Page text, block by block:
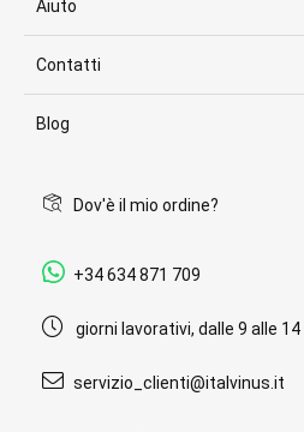
Aiuto
Contatti
Blog
Dov'è il mio ordine?
+34 634 871 709
giorni lavorativi, dalle 9 alle 14
servizio_clienti@italvinus.it